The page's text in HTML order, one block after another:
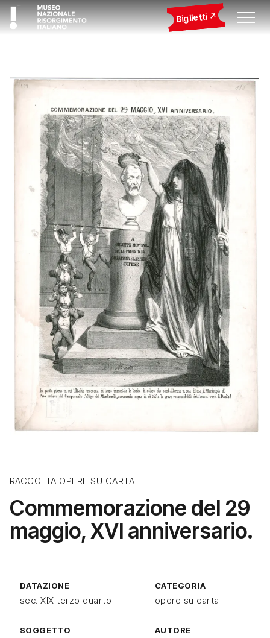
Biglietti
RACCOLTA OPERE SU CARTA
Commemorazione del 29
maggio, XVI anniversario.
DATAZIONE
sec. XIX terzo quarto
CATEGORIA
opere su carta
SOGGETTO AUTORE